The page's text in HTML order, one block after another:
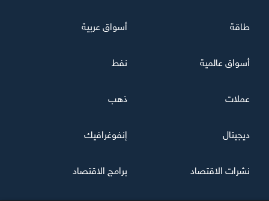
طاقة أسواق عربية
أسواق عالمية نفط
عملات ذهب
ديجيتال إنفوغرافيك
نشرات الاقتصاد برامج الاقتصاد